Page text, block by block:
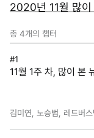
2020년 11월 많
총 4개의 챕터
#1
11월 1주 차, 많이 본
김미연, 노승범, 레드버스